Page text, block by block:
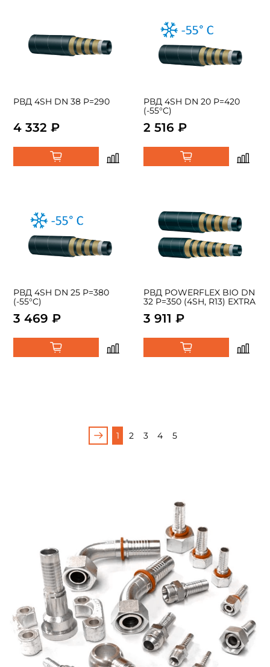
РВД 4SH DN 38 P=290
4 332 ₽
РВД 4SH DN 20 P=420
(-55°C)
2 516 ₽
РВД 4SH DN 25 P=380
(-55°C)
3 469 ₽
РВД POWERFLEX BIO DN
32 P=350 (4SH, R13) EXTRA
3 911 ₽
1 2 3 4 5